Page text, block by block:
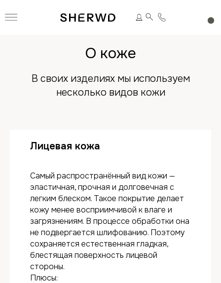
О коже
В своих изделиях мы используем
несколько видов кожи
Лицевая кожа
Самый распространённый вид кожи —
эластичная, прочная и долговечная с
легким блеском. Такое покрытие делает
кожу менее восприимчивой к влаге и
загрязнениям. В процессе обработки она
не подвергается шлифованию. Поэтому
сохраняется естественная гладкая,
блестящая поверхность лицевой
стороны.
Плюсы: